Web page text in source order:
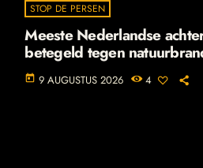
STOP DE PERSEN
Meeste Nederlandse
betegeld tegen
today 9 AUGUSTUS 2026 4